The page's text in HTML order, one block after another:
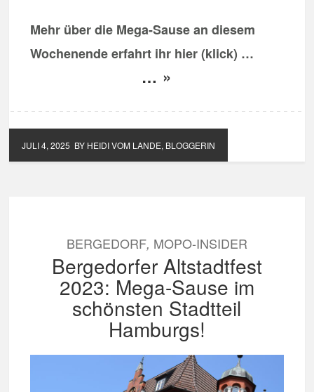
Mehr über die Mega-Sause an diesem
Wochenende erfahrt ihr hier (klick) …
… »
JULI 4, 2025 BY HEIDI VOM LANDE, BLOGGERIN
BERGEDORF, MOPO-INSIDER
Bergedorfer Altstadtfest
2023: Mega-Sause im
schönsten Stadtteil
Hamburgs!